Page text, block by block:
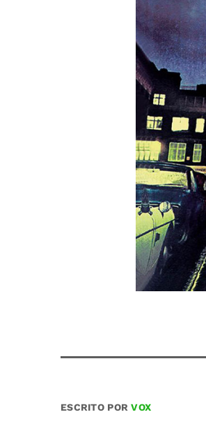
ESCRITO PORVOX